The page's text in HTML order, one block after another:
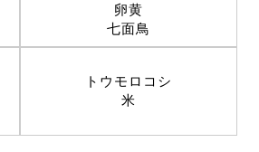
卵黄
七面鳥
トウモロコシ
米